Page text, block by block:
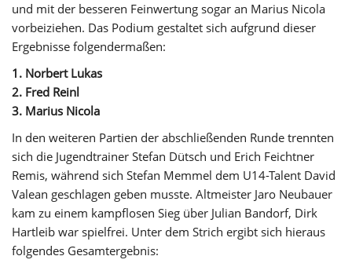
und mit der besseren Feinwertung sogar an Marius Nicola
vorbeiziehen. Das Podium gestaltet sich aufgrund dieser
Ergebnisse folgendermaßen:
1. Norbert Lukas
2. Fred Reinl
3. Marius Nicola
In den weiteren Partien der abschließenden Runde trennten
sich die Jugendtrainer Stefan Dütsch und Erich Feichtner
Remis, während sich Stefan Memmel dem U14-Talent David
Valean geschlagen geben musste. Altmeister Jaro Neubauer
kam zu einem kampflosen Sieg über Julian Bandorf, Dirk
Hartleib war spielfrei. Unter dem Strich ergibt sich hieraus
folgendes Gesamtergebnis: